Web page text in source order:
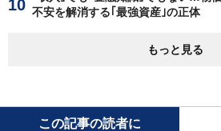
不安を解消する｢最強資産｣の正体
もっと見る
この記事の読者に